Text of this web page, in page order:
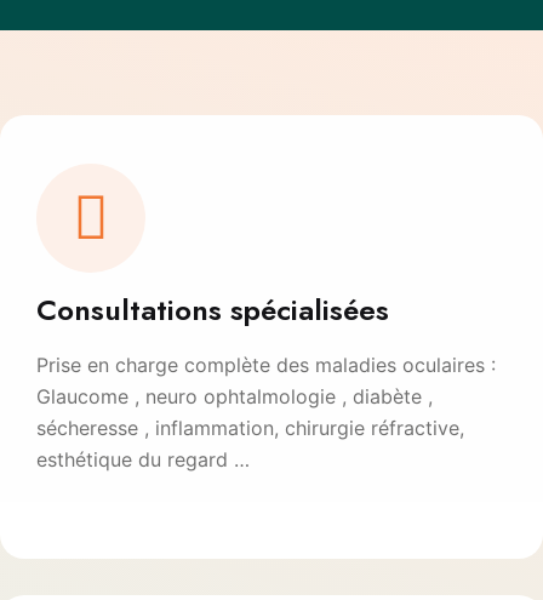
Consultations spécialisées
Prise en charge complète des maladies oculaires :
Glaucome , neuro ophtalmologie , diabète ,
sécheresse , inflammation, chirurgie réfractive,
esthétique du regard …